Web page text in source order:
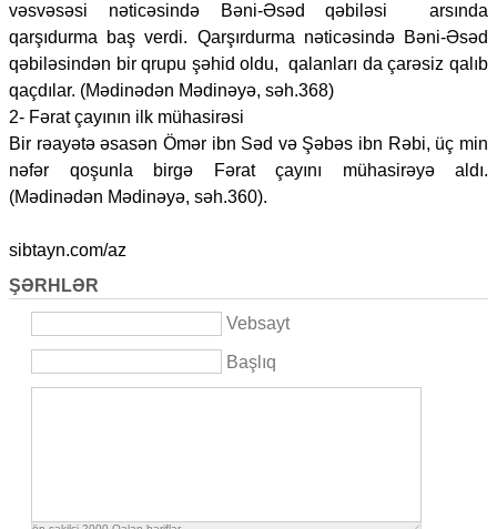
vəsvəsəsi nəticəsində Bəni-Əsəd qəbiləsi arsında
qarşıdurma baş verdi. Qarşırdurma nəticəsində Bəni-Əsəd
qəbiləsindən bir qrupu şəhid oldu, qalanları da çarəsiz qalıb
qaçdılar. (Mədinədən Mədinəyə, səh.368)
2- Fərat çayının ilk mühasirəsi
Bir rəayətə əsasən Ömər ibn Səd və Şəbəs ibn Rəbi, üç min
nəfər qoşunla birgə Fərat çayını mühasirəyə aldı.
(Mədinədən Mədinəyə, səh.360).
sibtayn.com/az
ŞƏRHLƏR
Vebsayt
Başlıq